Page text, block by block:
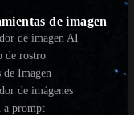
de imagen
de imagen AI
de rostro
de Imagen
de imágenes
a prompt